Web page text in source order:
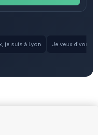
je suis à Lyon Je veux